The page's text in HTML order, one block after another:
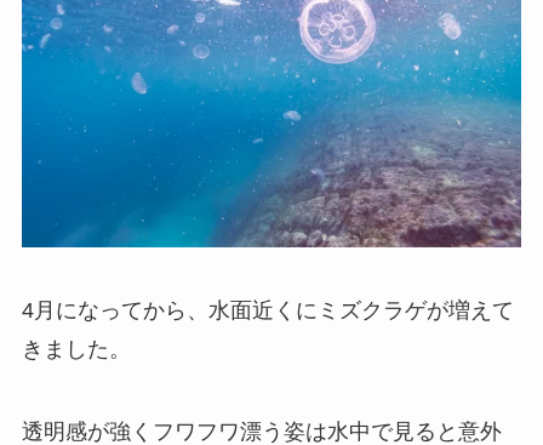
4月になってから、水面近くにミズクラゲが増えて
きました。
透明感が強くフワフワ漂う姿は水中で見ると意外